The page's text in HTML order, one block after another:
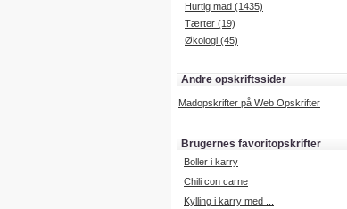
Hurtig mad (1435)
Tærter (19)
Økologi (45)
Andre opskriftssider
Madopskrifter på Web Opskrifter
Brugernes favoritopskrifter
Boller i karry
Chili con carne
Kylling i karry med ...